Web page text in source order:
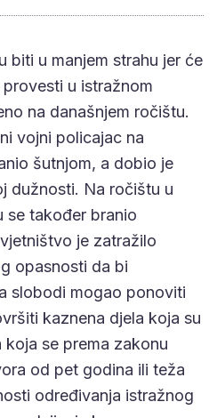
biti u manjem strahu jer će
u istražnom
na današnjem ročištu.
vojni policajac na
šutnjom, a dobio je
dužnosti. Na ročištu u
se također branio
je zatražilo
opasnosti da bi
slobodi mogao ponoviti
kaznena djela koja su
se prema zakonu
od pet godina ili teža
određivanja istražnog